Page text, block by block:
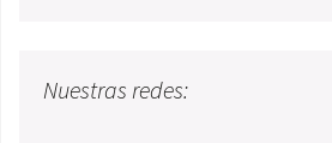
Nuestras redes: